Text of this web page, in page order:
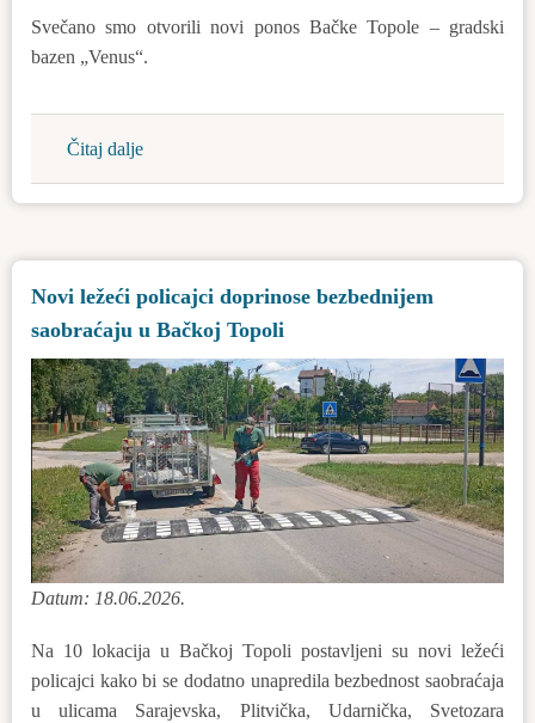
Svečano smo otvorili novi ponos Bačke Topole – gradski
bazen „Venus“.
Čitaj dalje
Na
upotrebu
gradski
bazen
„Venus“!
Novi ležeći policajci doprinose bezbednijem
saobraćaju u Bačkoj Topoli
Datum: 18.06.2026.
Na 10 lokacija u Bačkoj Topoli postavljeni su novi ležeći
policajci kako bi se dodatno unapredila bezbednost saobraćaja
u ulicama Sarajevska, Plitvička, Udarnička, Svetozara